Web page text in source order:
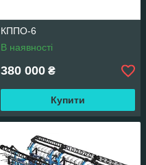
КППО-6
В наявності
380 000 ₴
Купити